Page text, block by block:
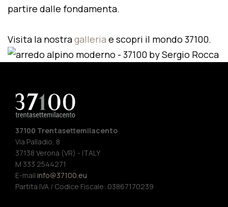
partire dalle fondamenta.
Visita la nostragalleria e scopri il mondo 37100.
37100 Trentasettemilacento
Via Palladio, 8
37138 Verona (VR) - ITALY
M 333 2544271
E-mail info@37100.eu
Partita IVA / Codice Fiscale: 03867170239